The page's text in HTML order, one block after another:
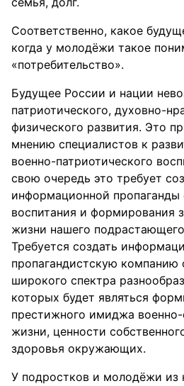
Соответственно, какое
когда у молодёжи такое
«потребительство».
Будущее России и нации
патриотического, духовно-
физического развития. Это
мнению специалистов к
военно-патриотического
свою очередь это требует
информационной пропаганды
воспитания и формирования
жизни нашего
Требуется создать
пропагандистскую компанию
широкого спектра
которых будет являться
престижного имиджа военно-
жизни, ценности
здоровья окружающих.
У подростков и молодёжи из